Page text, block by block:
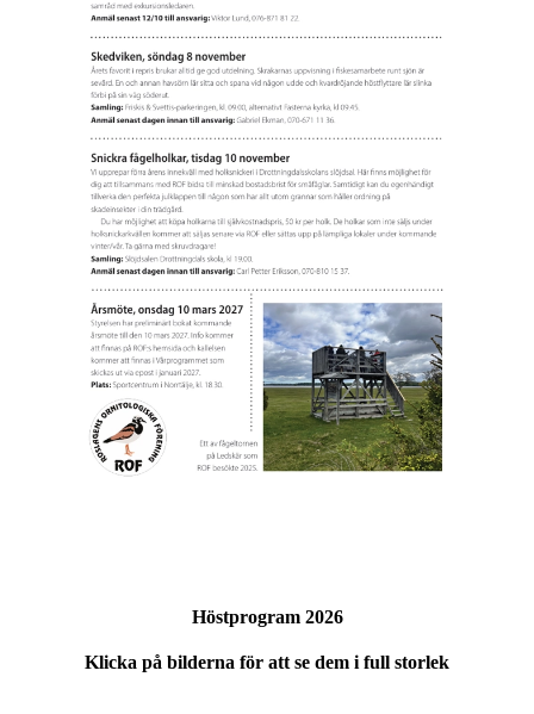
Höstprogram 2026
Klicka på bilderna för att se dem i full storlek